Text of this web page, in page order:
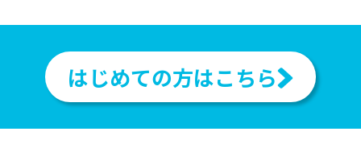
はじめての方はこちら